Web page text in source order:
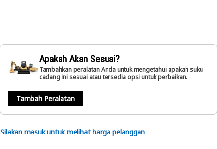
Apakah Akan Sesuai?
Tambahkan peralatan Anda untuk mengetahui apakah suku
cadang ini sesuai atau tersedia opsi untuk perbaikan.
Tambah Peralatan
Silakan masuk untuk melihat harga pelanggan